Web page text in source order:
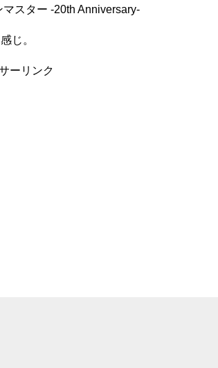
スター -20th Anniversary-
じ。
ーリンク